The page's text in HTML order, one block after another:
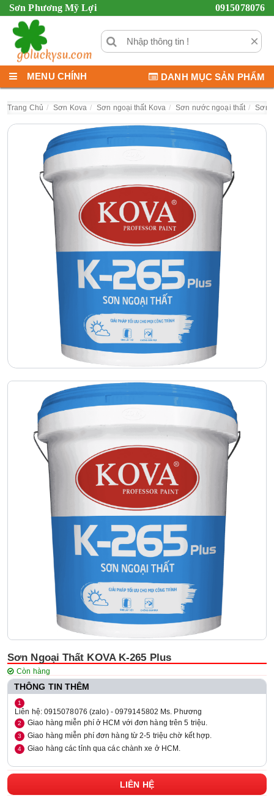
Sơn Phương Mỹ Lợi 0915078076
×
MENU CHÍNH DANH MỤC SẢN PHẨM
Trang Chủ Sơn Kova Sơn ngoại thất Kova Sơn nước ngoại thất Sơn
Sơn Ngoại Thất KOVA K-265 Plus
Còn hàng
THÔNG TIN THÊM
Liên hệ: 0915078076 (zalo) - 0979145802 Ms. Phương
Giao hàng miễn phí ở HCM với đơn hàng trên 5 triệu.
Giao hàng miễn phí đơn hàng từ 2-5 triệu chờ kết hợp.
Giao hàng các tỉnh qua các chành xe ở HCM.
LIÊN HỆ